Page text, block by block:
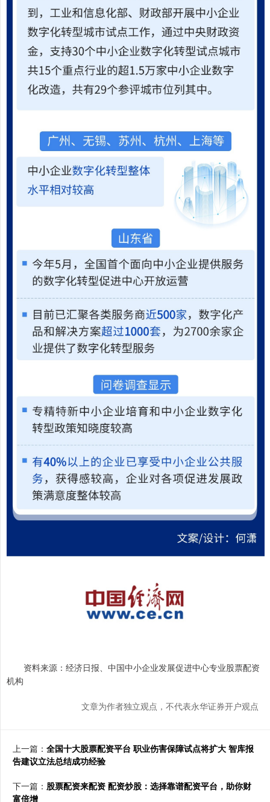
资料来源：经济日报、中国中小企业发展促进中心专业股票配资
机构
文章为作者独立观点，不代表永华证券开户观点
上一篇： 全国十大股票配资平台 职业伤害保障试点将扩大 智库报
告建议立法总结成功经验
下一篇： 股票配资来配资 配资炒股：选择靠谱配资平台，助你财
富倍增